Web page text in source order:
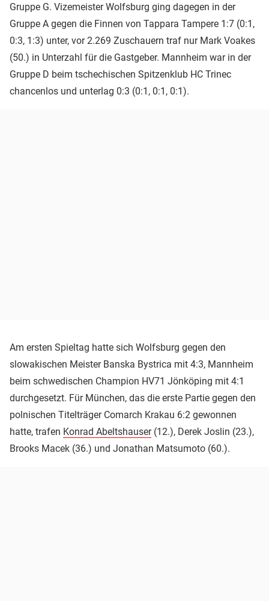
Gruppe G. Vizemeister Wolfsburg ging dagegen in der
Gruppe A gegen die Finnen von Tappara Tampere 1:7 (0:1,
0:3, 1:3) unter, vor 2.269 Zuschauern traf nur Mark Voakes
(50.) in Unterzahl für die Gastgeber. Mannheim war in der
Gruppe D beim tschechischen Spitzenklub HC Trinec
chancenlos und unterlag 0:3 (0:1, 0:1, 0:1).
Am ersten Spieltag hatte sich Wolfsburg gegen den
slowakischen Meister Banska Bystrica mit 4:3, Mannheim
beim schwedischen Champion HV71 Jönköping mit 4:1
durchgesetzt. Für München, das die erste Partie gegen den
polnischen Titelträger Comarch Krakau 6:2 gewonnen
hatte, trafen Konrad Abeltshauser(12.), Derek Joslin (23.),
Brooks Macek (36.) und Jonathan Matsumoto (60.).